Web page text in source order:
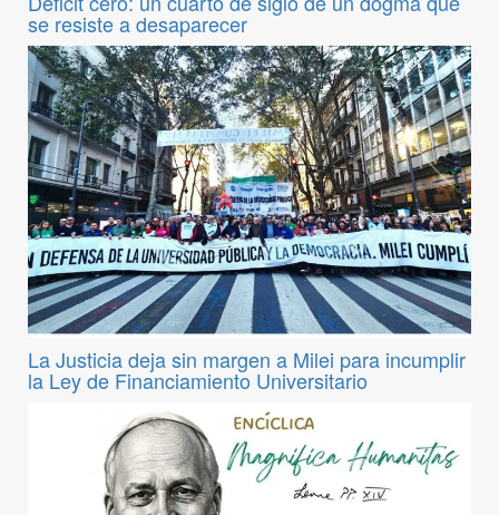
se resiste a desaparecer
La Justicia deja sin margen a Milei para incumplir
la Ley de Financiamiento Universitario